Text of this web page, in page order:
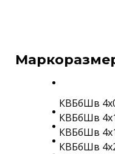
КВБбШв
КВБбШв
КВБбШв
КВБбШв